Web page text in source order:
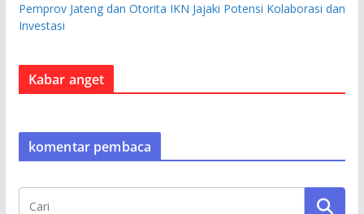
Pemprov Jateng dan Otorita IKN Jajaki Potensi Kolaborasi dan
Investasi
Kabar anget
komentar pembaca